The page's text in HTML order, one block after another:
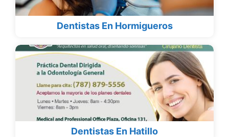
Dentistas En Hormigueros
Dentistas En Hatillo